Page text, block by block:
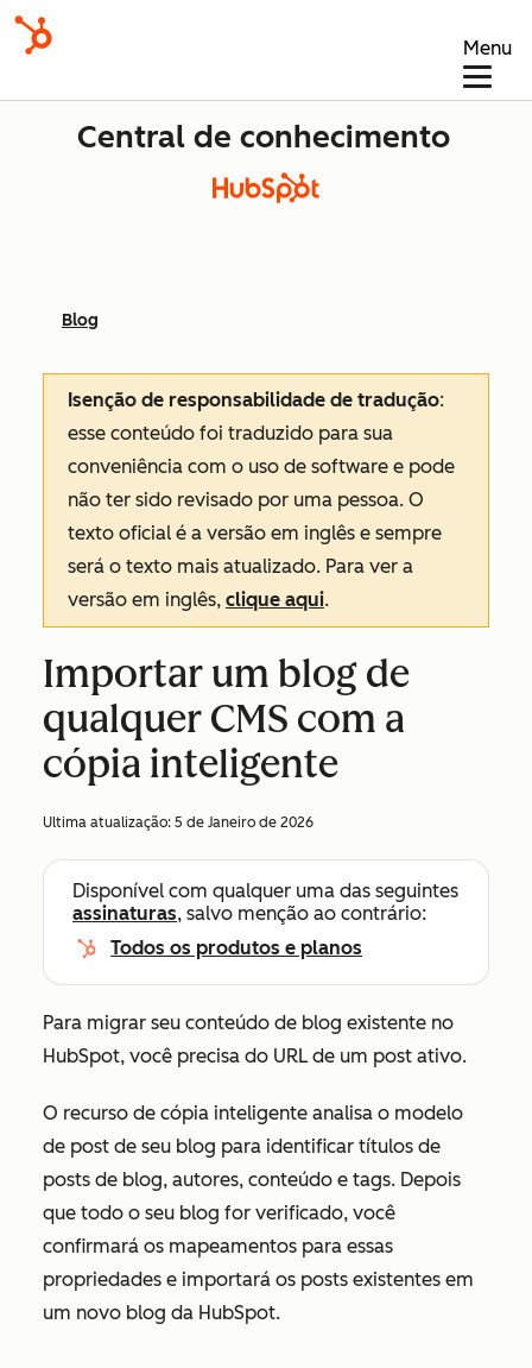
Menu
Central de conhecimento
Blog
Isenção de responsabilidade de tradução:
esse conteúdo foi traduzido para sua
conveniência com o uso de software e pode
não ter sido revisado por uma pessoa. O
texto oficial é a versão em inglês e sempre
será o texto mais atualizado. Para ver a
versão em inglês, clique aqui.
Importar um blog de
qualquer CMS com a
cópia inteligente
Ultima atualização: 5 de Janeiro de 2026
Disponível com qualquer uma das seguintes
assinaturas, salvo menção ao contrário:
Todos os produtos e planos
Para migrar seu conteúdo de blog existente no
HubSpot, você precisa do URL de um post ativo.
O recurso de cópia inteligente analisa o modelo
de post de seu blog para identificar títulos de
posts de blog, autores, conteúdo e tags. Depois
que todo o seu blog for verificado, você
confirmará os mapeamentos para essas
propriedades e importará os posts existentes em
um novo blog da HubSpot.